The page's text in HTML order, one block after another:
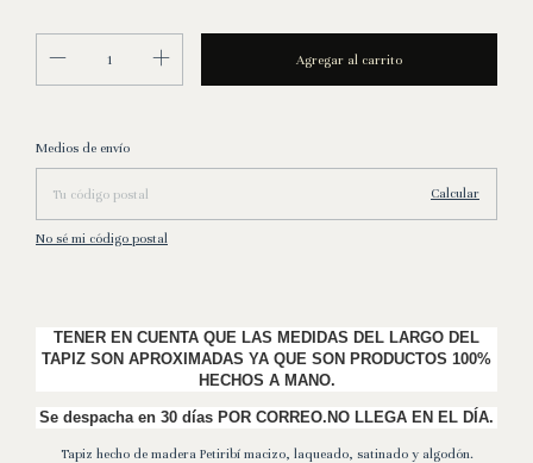
Entregas para el CP:
Medios de envío
Calcular
No sé mi código postal
TENER EN CUENTA QUE LAS MEDIDAS DEL LARGO DEL
TAPIZ SON APROXIMADAS YA QUE SON PRODUCTOS 100%
HECHOS A MANO.
Se despacha en 30 días POR CORREO.NO LLEGA EN EL DÍA.
Tapiz hecho de madera Petiribí macizo, laqueado, satinado y algodón.